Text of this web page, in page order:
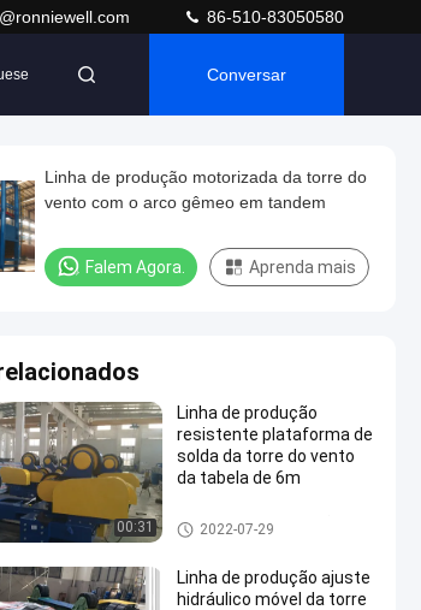
86-510-83050580
Conversar
Linha de produção motorizada da torre do
vento com o arco gêmeo em tandem
Falem Agora. Aprenda mais
00:31
Linha de produção
resistente plataforma de
solda da torre do vento
da tabela de 6m
Vento Linha de produção da T
orre
2022-07-29
Linha de produção ajuste
hidráulico móvel da torre